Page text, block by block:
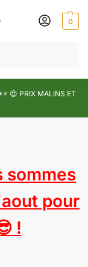
0
😍 PRIX MALINS ET
sommes
pour
!